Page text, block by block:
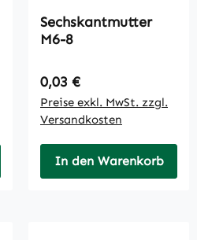
Sechskantmutter
M6-8
Regulärer Preis:
0,03 €
Preise exkl. MwSt. zzgl.
Versandkosten
In den Warenkorb